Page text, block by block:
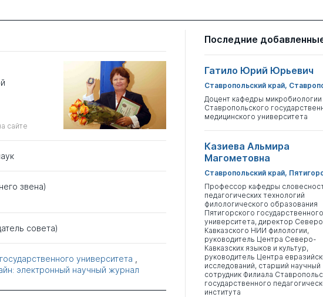
сайте
звена)
совета)
университета
электронный научный журнал
Последние
Гатило Юрий Юрьевич
Ставропольский край,
Доцент кафедры микробиологии
Ставропольского
медицинского университета
Казиева Альмира
Магометовна
Ставропольский край,
Профессор кафедры
педагогических технологий
филологического образования
Пятигорского государственного
университета, директор
Кавказского НИИ филологии,
руководитель Центра Северо-
Кавказских языков и культур,
руководитель Центра
исследований, старший научный
сотрудник Филиала
государственного
института